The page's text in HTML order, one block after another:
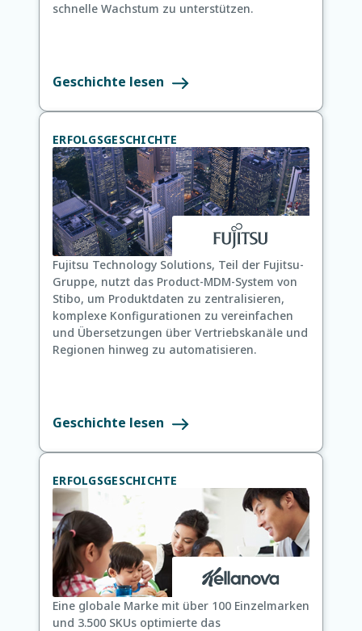
schnelle Wachstum zu unterstützen.
Geschichte lesen
ERFOLGSGESCHICHTE
Fujitsu Technology Solutions, Teil der Fujitsu-
Gruppe, nutzt das Product-MDM-System von
Stibo, um Produktdaten zu zentralisieren,
komplexe Konfigurationen zu vereinfachen
und Übersetzungen über Vertriebskanäle und
Regionen hinweg zu automatisieren.
Geschichte lesen
ERFOLGSGESCHICHTE
Eine globale Marke mit über 100 Einzelmarken
und 3.500 SKUs optimierte das